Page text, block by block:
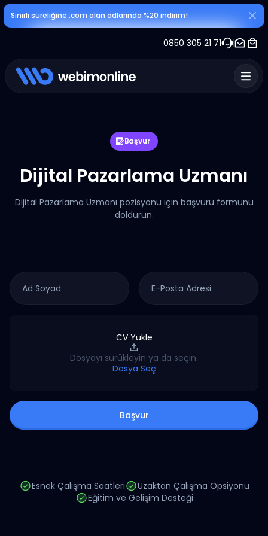
Sınırlı süreliğine .com alan adlarında %20 indirim!
0850 305 21 71
Başvur
Dijital Pazarlama Uzmanı
Dijital Pazarlama Uzmanı pozisyonu için başvuru formunu
doldurun.
CV Yükle
Dosyayı sürükleyin ya da seçin.
Dosya Seç
Başvur
Esnek Çalışma Saatleri
Uzaktan Çalışma Opsiyonu
Eğitim ve Gelişim Desteği